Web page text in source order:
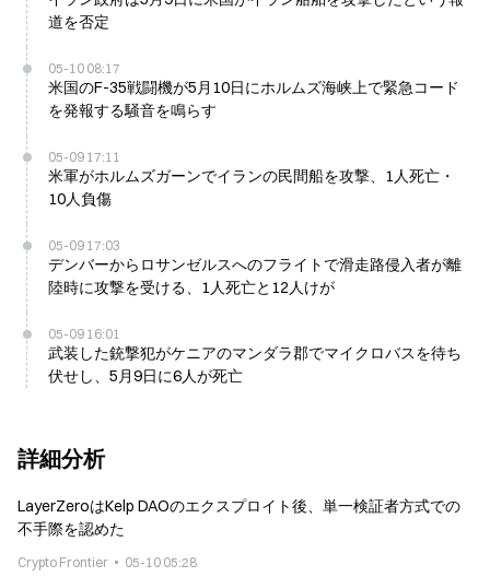
道を否定
05-10 08:17
米国のF-35戦闘機が5月10日にホルムズ海峡上で緊急コード
を発報する騒音を鳴らす
05-09 17:11
米軍がホルムズガーンでイランの民間船を攻撃、1人死亡・
10人負傷
05-09 17:03
デンバーからロサンゼルスへのフライトで滑走路侵入者が離
陸時に攻撃を受ける、1人死亡と12人けが
05-09 16:01
武装した銃撃犯がケニアのマンダラ郡でマイクロバスを待ち
伏せし、5月9日に6人が死亡
詳細分析
LayerZeroはKelp DAOのエクスプロイト後、単一検証者方式での
不手際を認めた
Crypto Frontier 05-10 05:28